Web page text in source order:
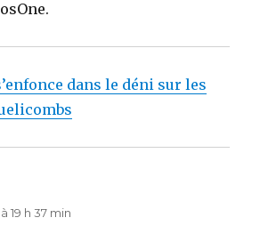
s’enfonce dans le déni sur les
19 h 37 min